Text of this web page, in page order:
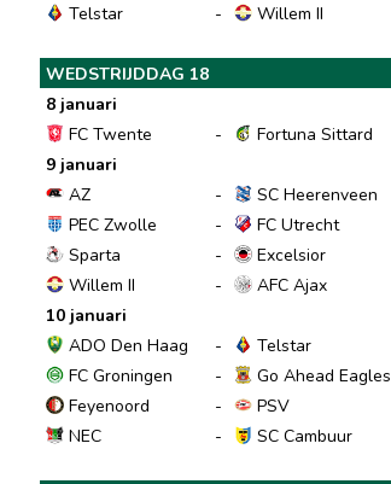
Telstar
- Willem II
WEDSTRIJDDAG 18
8 januari
FC Twente
-
Fortuna Sittard
9 januari
AZ
-
SC Heerenveen
PEC Zwolle
-
FC Utrecht
Sparta
-
Excelsior
Willem II
-
AFC Ajax
10 januari
ADO Den Haag
-
Telstar
FC Groningen
-
Go Ahead Eagles
Feyenoord
-
PSV
NEC
- SC Cambuur